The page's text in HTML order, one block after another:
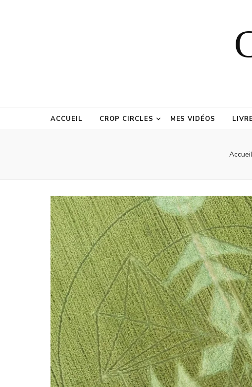
ACCUEIL CROP CIRCLES MES VIDÉOS
Accueil